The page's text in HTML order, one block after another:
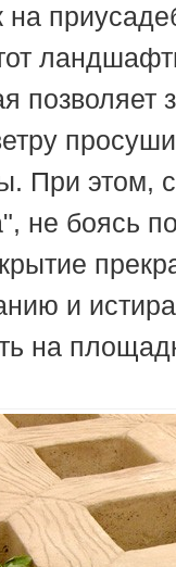
При этом,
не боясь
и
на